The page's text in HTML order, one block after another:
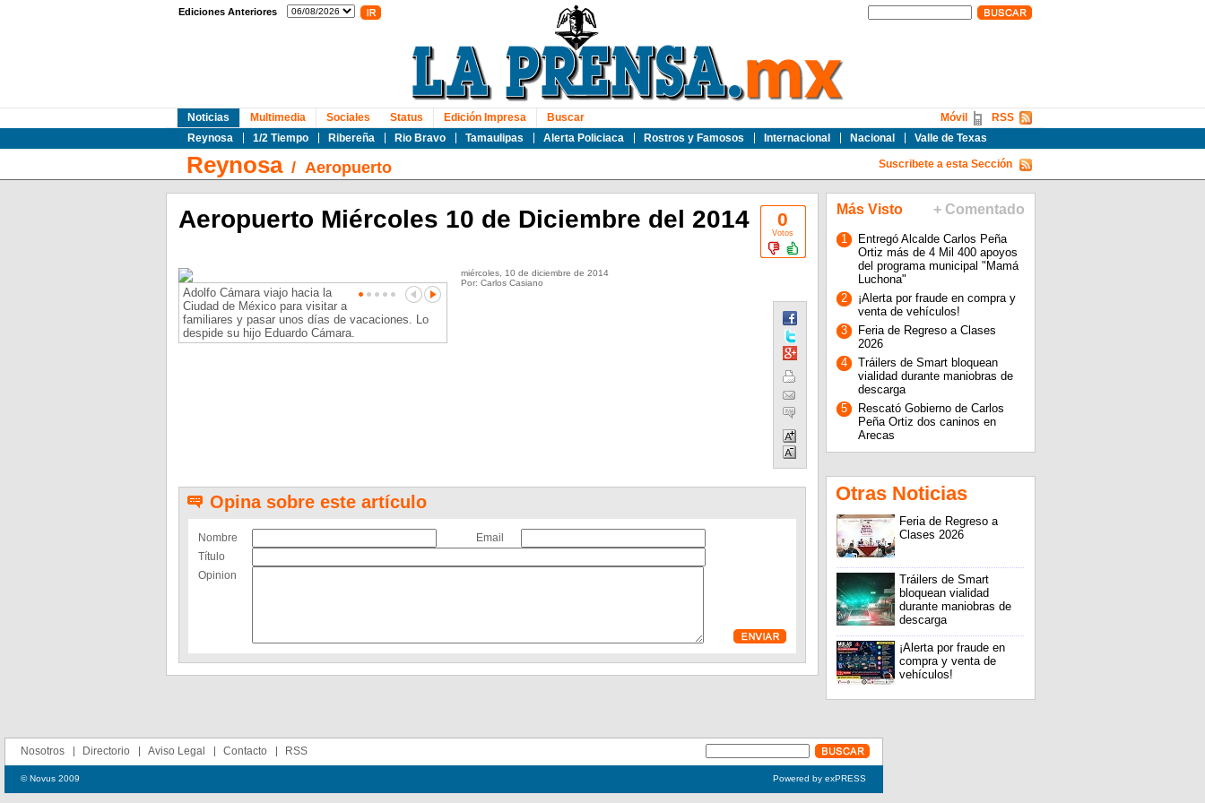
Ediciones Anteriores
Noticias
Reynosa
1/2 Tiempo Ribereña Rio Bravo Tamaulipas Alerta Policiaca Rostros y Famosos Internacional Nacional Valle de Texas
Multimedia Sociales Status Edición Impresa Buscar RSS
Móvil
Reynosa/ Aeropuerto Suscribete a esta Sección
0
Votos
Aeropuerto Miércoles 10 de Diciembre del 2014
Adolfo Cámara viajo hacia la
Ciudad de México para visitar a
familiares y pasar unos días de vacaciones. Lo
despide su hijo Eduardo Cámara.
miércoles, 10 de diciembre de 2014
Por: Carlos Casiano
Opina sobre este artículo
Nombre
Email
Título
Opinion
Más Visto + Comentado
1
Entregó Alcalde Carlos Peña
Ortiz más de 4 Mil 400 apoyos
del programa municipal "Mamá
Luchona"
2
¡Alerta por fraude en compra y
venta de vehículos!
3
Feria de Regreso a Clases
2026
4
Tráilers de Smart bloquean
vialidad durante maniobras de
descarga
5
Rescató Gobierno de Carlos
Peña Ortiz dos caninos en
Arecas
Otras Noticias
Feria de Regreso a
Clases 2026
Tráilers de Smart
bloquean vialidad
durante maniobras de
descarga
¡Alerta por fraude en
compra y venta de
vehículos!
Nosotros Directorio Aviso Legal Contacto RSS
© Novus 2009 Powered by exPRESS